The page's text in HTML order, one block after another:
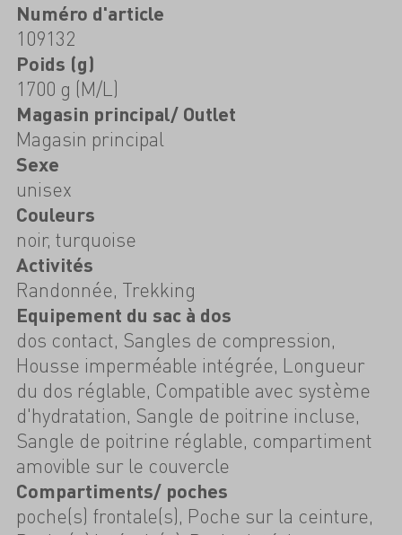
Numéro d'article
109132
Poids (g)
1700 g (M/L)
Magasin principal/ Outlet
Magasin principal
Sexe
unisex
Couleurs
noir, turquoise
Activités
Randonnée, Trekking
Equipement du sac à dos
dos contact, Sangles de compression,
Housse imperméable intégrée, Longueur
du dos réglable, Compatible avec système
d'hydratation, Sangle de poitrine incluse,
Sangle de poitrine réglable, compartiment
amovible sur le couvercle
Compartiments/ poches
poche(s) frontale(s), Poche sur la ceinture,